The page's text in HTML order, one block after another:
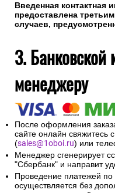
Введенная контактная
предоставлена
случаев,
3. Банковской
менеджеру
После оформления
сайте онлайн свяжитесь
(sales@1oboi.ru) или
Менеджер сгенерирует
"Сбербанк" и направит
Проведение платежей по
осуществляется без